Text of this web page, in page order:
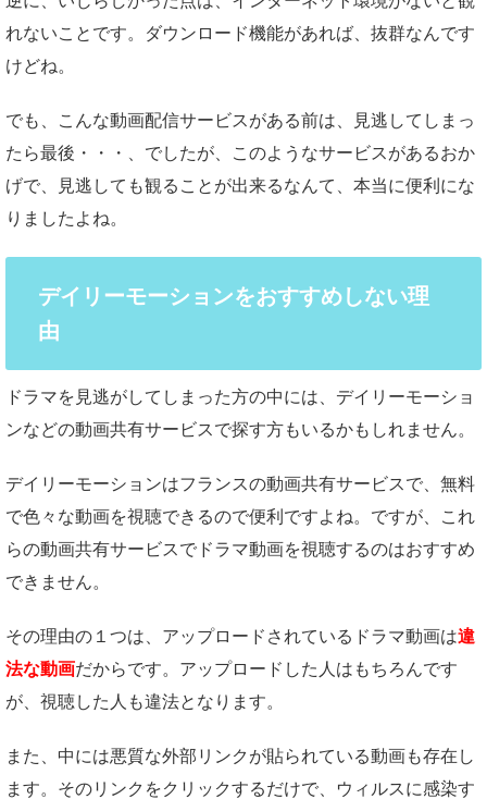
れないことです。ダウンロード機能があれば、抜群なんです
けどね。
でも、こんな動画配信サービスがある前は、見逃してしまっ
たら最後・・・、でしたが、このようなサービスがあるおか
げで、見逃しても観ることが出来るなんて、本当に便利にな
りましたよね。
デイリーモーションをおすすめしない理
由
ドラマを見逃がしてしまった方の中には、デイリーモーショ
ンなどの動画共有サービスで探す方もいるかもしれません。
デイリーモーションはフランスの動画共有サービスで、無料
で色々な動画を視聴できるので便利ですよね。ですが、これ
らの動画共有サービスでドラマ動画を視聴するのはおすすめ
できません。
その理由の１つは、アップロードされているドラマ動画は違
法な動画だからです。アップロードした人はもちろんです
が、視聴した人も違法となります。
また、中には悪質な外部リンクが貼られている動画も存在し
ます。そのリンクをクリックするだけで、ウィルスに感染す